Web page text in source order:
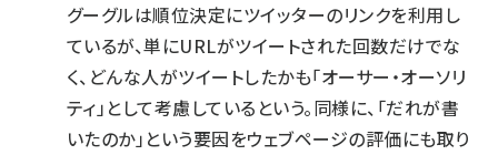
グーグルは順位決定にツイッターのリンクを利用し
ているが、単にURLがツイートされた回数だけでな
く、どんな人がツイートしたかも「オーサー・オーソリ
ティ」として考慮しているという。同様に、「だれが書
いたのか」という要因をウェブページの評価にも取り